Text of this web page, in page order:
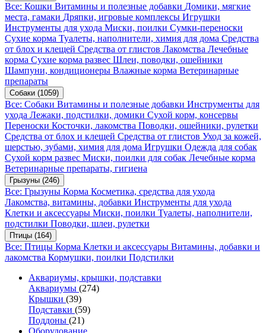
Все: Кошки Витамины и полезные добавки Домики, мягкие
места, гамаки Дряпки, игровые комплексы Игрушки
Инструменты для ухода Миски, поилки Сумки-переноски
Сухие корма Туалеты, наполнители, химия для дома Средства
от блох и клещей Средства от глистов Лакомства Лечебные
корма Сухие корма развес Шлеи, поводки, ошейники
Шампуни, кондиционеры Влажные корма Ветеринарные
препараты
Собаки (1059)
Все: Собаки Витамины и полезные добавки Инструменты для
ухода Лежаки, подстилки, домики Сухой корм, консервы
Переноски Косточки, лакомства Поводки, ошейники, рулетки
Средства от блох и клещей Средства от глистов Уход за кожей,
шерстью, зубами, химия для дома Игрушки Одежда для собак
Сухой корм развес Миски, поилки для собак Лечебные корма
Ветеринарные препараты, гигиена
Грызуны (246)
Все: Грызуны Корма Косметика, средства для ухода
Лакомства, витамины, добавки Инструменты для ухода
Клетки и аксессуары Миски, поилки Туалеты, наполнители,
подстилки Поводки, шлеи, рулетки
Птицы (164)
Все: Птицы Корма Клетки и аксессуары Витамины, добавки и
лакомства Кормушки, поилки Подстилки
Аквариумы, крышки, подставки
Аквариумы (274)
Крышки (39)
Подставки (59)
Поддоны (21)
Оборудование